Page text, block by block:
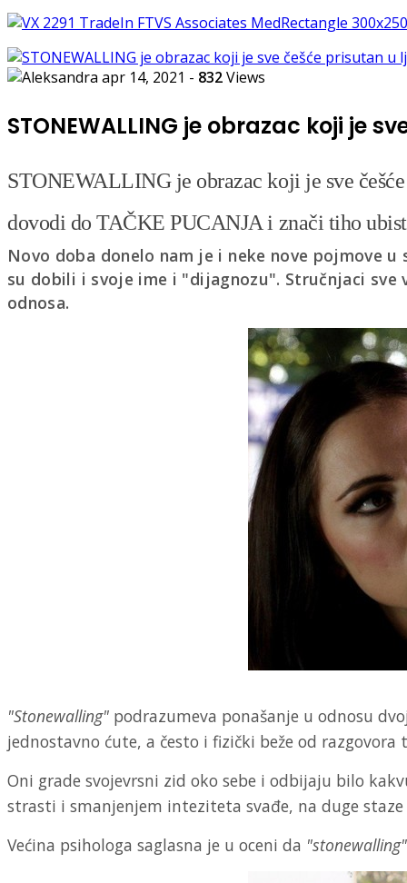
apr 14, 2021 - 832Views
STONEWALLING je obrazac koji je
STONEWALLING je obrazac koji je sve
dovodi do TAČKE PUCANJA i znači tiho
Novo doba donelo nam je i neke nove pojmove
su dobili i svoje ime i "dijagnozu". Stručnjaci sve
odnosa.
"Stonewalling" podrazumeva ponašanje u odnosu
jednostavno ćute, a često i fizički beže od
Oni grade svojevrsni zid oko sebe i odbijaju bilo
strasti i smanjenjem inteziteta svađe, na duge staze
Većina psihologa saglasna je u oceni da "stonewalling"